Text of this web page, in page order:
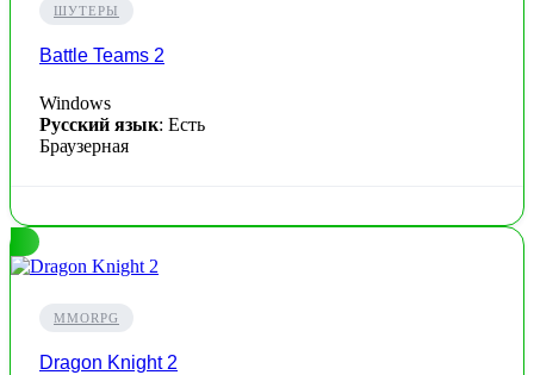
ШУТЕРЫ
Battle Teams 2
Windows
Русский язык: Есть
Браузерная
MMORPG
Dragon Knight 2